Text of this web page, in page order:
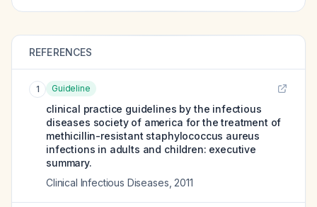
REFERENCES
1 Guideline
clinical practice guidelines by the infectious
diseases society of america for the treatment of
methicillin-resistant staphylococcus aureus
infections in adults and children: executive
summary.
Clinical Infectious Diseases 2011